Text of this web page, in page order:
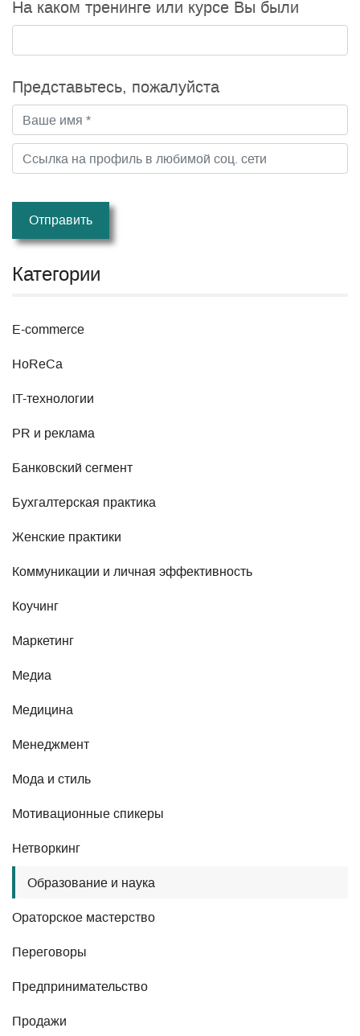
Категории
E-commerce
HoReCa
IT-технологии
PR и реклама
Банковский сегмент
Бухгалтерская практика
Женские практики
Коммуникации и личная эффективность
Коучинг
Маркетинг
Медиа
Медицина
Менеджмент
Мода и стиль
Мотивационные спикеры
Нетворкинг
Образование и наука
Ораторское мастерство
Переговоры
Предпринимательство
Продажи
На каком тренинге или курсе Вы были
Представьтесь, пожалуйста
Отправить